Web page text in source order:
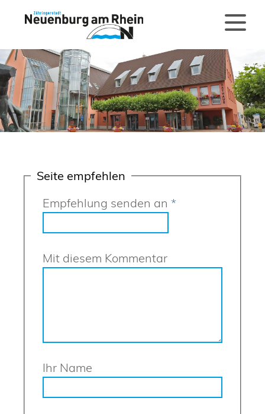
Seite empfehlen
Empfehlung senden an *
Mit diesem Kommentar
Ihr Name